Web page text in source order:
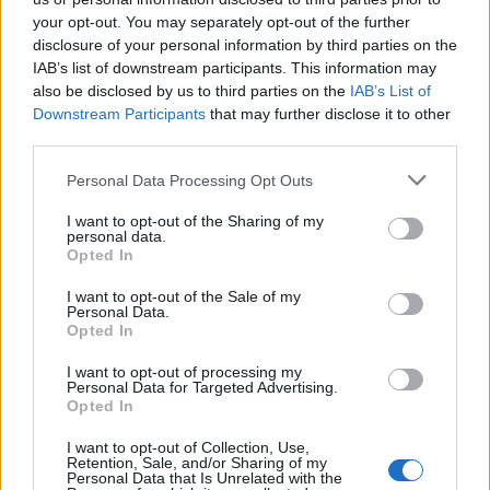
your opt-out. You may separately opt-out of the further
disclosure of your personal information by third parties on the
IAB’s list of downstream participants. This information may
also be disclosed by us to third parties on the IAB’s List of
Downstream Participants that may further disclose it to other
Personal Data Processing Opt Outs
I want to opt-out of the Sharing of my
personal data.
Opted In
I want to opt-out of the Sale of my
Personal Data.
Opted In
I want to opt-out of processing my
Personal Data for Targeted Advertising.
Opted In
I want to opt-out of Collection, Use,
Retention, Sale, and/or Sharing of my
Personal Data that Is Unrelated with the
>La programmazione delle dirette TV della
Rugby World Cup 2023<
Questo il calendario delle partite dell’Italia
nel girone della RWC 2023:
09.09 Italia v Namibia 52-8, Saint-Etienne
20.09 Italia v Uruguay, Nizza ore 17.45
29.09 Nuova Zelanda v Italia, Lione ore 21
06.10 Francia v Italia, Lione ore 21
Rugby World Cup 2023: squadre, gironi,